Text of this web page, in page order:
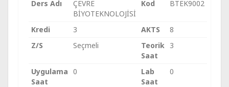
Ders Adı
ÇEVRE
BİYOTEKNOLOJİSİ
Kod BTEK9002
Kredi 3 AKTS
8
Z/S
Seçmeli
Teorik
Saat
3
Uygulama
Saat
0
Lab
Saat
0